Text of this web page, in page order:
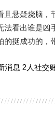
悬疑烧脑，
法看出谁是
挺成功的，
消息 2人社交